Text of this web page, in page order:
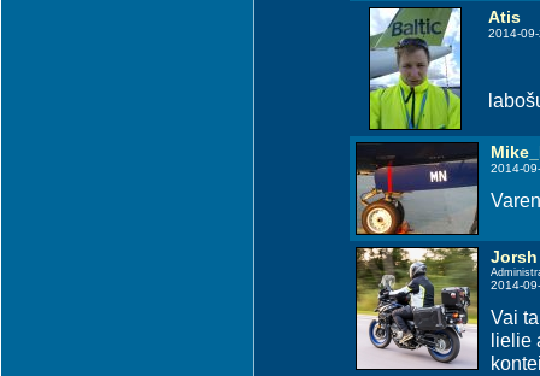
Atis
2014-
2014-
Jorsh
2014-
Vai
lielie